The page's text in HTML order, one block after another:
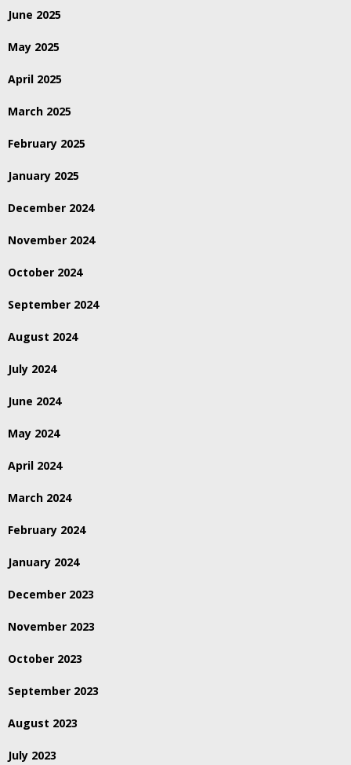
June 2025
May 2025
April 2025
March 2025
February 2025
January 2025
December 2024
November 2024
October 2024
September 2024
August 2024
July 2024
June 2024
May 2024
April 2024
March 2024
February 2024
January 2024
December 2023
November 2023
October 2023
September 2023
August 2023
July 2023